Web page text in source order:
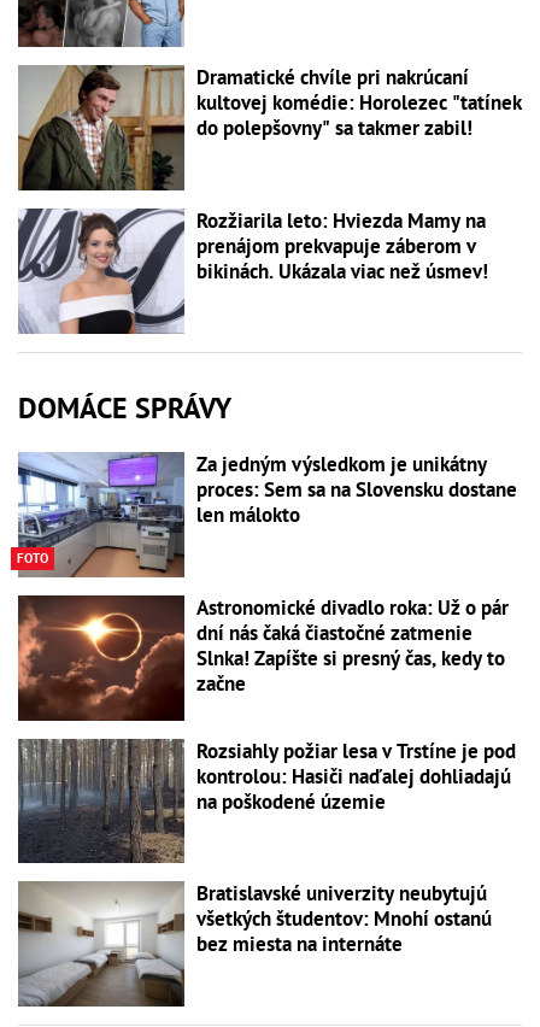
Dramatické chvíle pri nakrúcaní
kultovej komédie: Horolezec "tatínek
do polepšovny" sa takmer zabil!
Rozžiarila leto: Hviezda Mamy na
prenájom prekvapuje záberom v
bikinách. Ukázala viac než úsmev!
DOMÁCE SPRÁVY
FOTO
Za jedným výsledkom je unikátny
proces: Sem sa na Slovensku dostane
len málokto
Astronomické divadlo roka: Už o pár
dní nás čaká čiastočné zatmenie
Slnka! Zapíšte si presný čas, kedy to
začne
Rozsiahly požiar lesa v Trstíne je pod
kontrolou: Hasiči naďalej dohliadajú
na poškodené územie
Bratislavské univerzity neubytujú
všetkých študentov: Mnohí ostanú
bez miesta na internáte